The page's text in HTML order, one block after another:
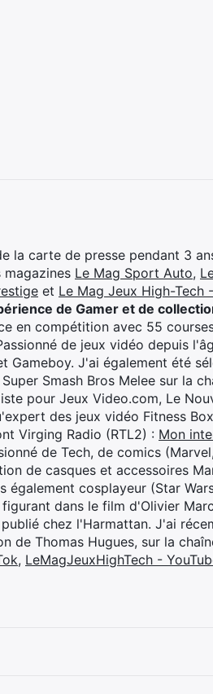
la carte de presse pendant 3
Le Mag Sport Auto,
et Le Mag Jeux High-Tech
de Gamer et de
en compétition avec 55
de jeux vidéo depuis
Gameboy. J'ai également été
Smash Bros Melee sur la
pour Jeux Video.com, Le
des jeux vidéo Fitness
Virging Radio (RTL2) : Mon
de Tech, de comics
de casques et accessoires
également cosplayeur (Star
dans le film d'Olivier
chez l'Harmattan. J'ai
de Thomas Hugues, sur la
, LeMagJeuxHighTech -